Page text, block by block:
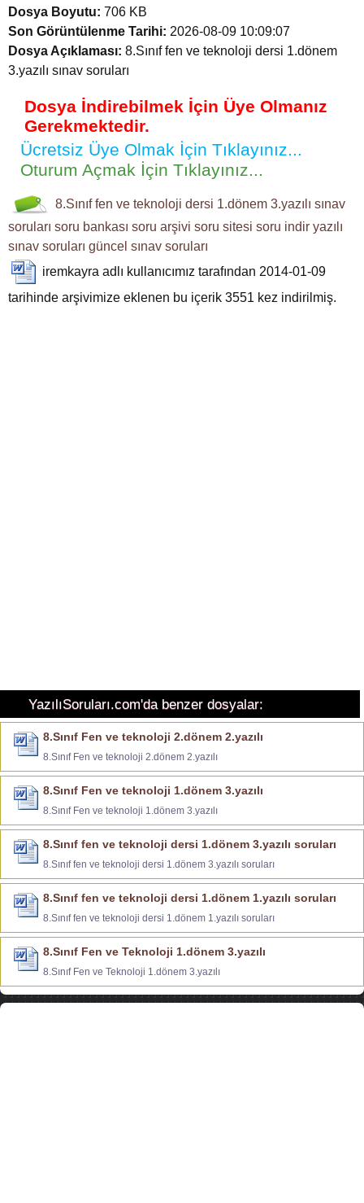
Dosya Boyutu: 706 KB
Son Görüntülenme Tarihi: 2026-08-09 10:09:07
Dosya Açıklaması: 8.Sınıf fen ve teknoloji dersi 1.dönem
3.yazılı sınav soruları
Dosya İndirebilmek İçin Üye Olmanız
Gerekmektedir.
Ücretsiz Üye Olmak İçin Tıklayınız...
Oturum Açmak İçin Tıklayınız...
8.Sınıf fen ve teknoloji dersi 1.dönem 3.yazılı sınav
soruları soru bankası soru arşivi soru sitesi soru indir yazılı
sınav soruları güncel sınav soruları
iremkayra adlı kullanıcımız tarafından 2014-01-09
tarihinde arşivimize eklenen bu içerik 3551 kez indirilmiş.
YazılıSoruları.com'da benzer dosyalar:
8.Sınıf Fen ve teknoloji 2.dönem 2.yazılı
8.Sınıf Fen ve teknoloji 2.dönem 2.yazılı
8.Sınıf Fen ve teknoloji 1.dönem 3.yazılı
8.Sınıf Fen ve teknoloji 1.dönem 3.yazılı
8.Sınıf fen ve teknoloji dersi 1.dönem 3.yazılı soruları
8.Sınıf fen ve teknoloji dersi 1.dönem 3.yazılı soruları
8.Sınıf fen ve teknoloji dersi 1.dönem 1.yazılı soruları
8.Sınıf fen ve teknoloji dersi 1.dönem 1.yazılı soruları
8.Sınıf Fen ve Teknoloji 1.dönem 3.yazılı
8.Sınıf Fen ve Teknoloji 1.dönem 3.yazılı